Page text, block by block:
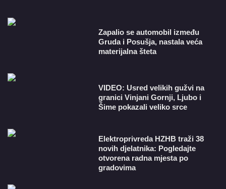
Zapalio se automobil između
Gruda i Posušja, nastala veća
materijalna šteta
VIDEO: Usred velikih gužvi na
granici Vinjani Gornji, Ljubo i
Šime pokazali veliko srce
​Elektroprivreda HZHB traži 38
novih djelatnika: Pogledajte
otvorena radna mjesta po
gradovima